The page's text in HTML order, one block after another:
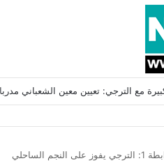
وبتكليف من سعيّد: الخارجية تستدعي
على النجم الساحلي